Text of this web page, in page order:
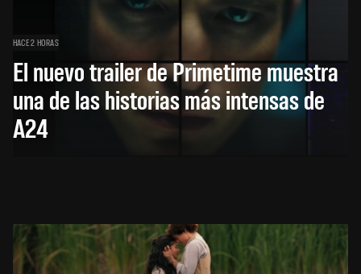
HACE 2 HORAS
El nuevo trailer de Primetime muestra
una de las historias más intensas de
A24